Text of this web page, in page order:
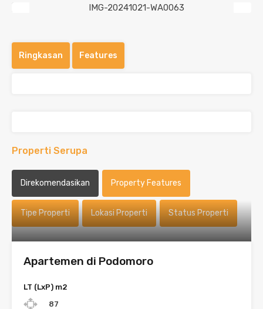
Ringkasan Features
Properti Serupa
Direkomendasikan Property Features
Tipe Properti Lokasi Properti Status Properti
Apartemen di Podomoro
LT (LxP) m2
87